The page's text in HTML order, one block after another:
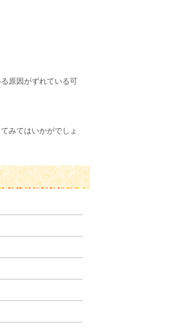
原因がずれている可
みてはいかがでしょ